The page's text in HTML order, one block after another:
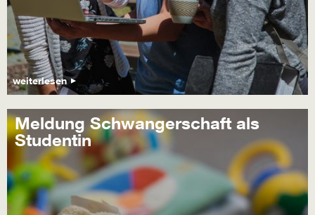
weiterlesen
Meldung Schwangerschaft als
Studentin